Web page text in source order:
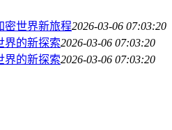
密世界新旅程2026-03-06 07:03:20
界的新探索2026-03-06 07:03:20
界的新探索2026-03-06 07:03:20